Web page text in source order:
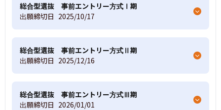
総合型選抜 事前エントリー方式Ⅰ期
出願締切日 2025/10/17
総合型選抜 事前エントリー方式Ⅱ期
出願締切日 2025/12/16
総合型選抜 事前エントリー方式Ⅲ期
出願締切日 2026/01/01